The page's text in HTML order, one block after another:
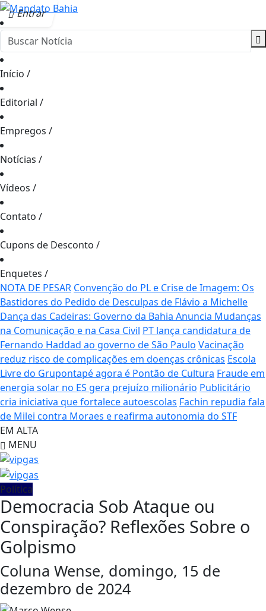
Entrar
Início /
Editorial /
Empregos /
Notícias /
Vídeos /
Contato /
Cupons de Desconto /
Enquetes /
NOTA DE PESAR Convenção do PL e Crise de Imagem: Os
Bastidores do Pedido de Desculpas de Flávio a Michelle
Dança das Cadeiras: Governo da Bahia Anuncia Mudanças
na Comunicação e na Casa Civil PT lança candidatura de
Fernando Haddad ao governo de São Paulo Vacinação
reduz risco de complicações em doenças crônicas Escola
Livre do Grupontapé agora é Pontão de Cultura Fraude em
energia solar no ES gera prejuízo milionário Publicitário
cria iniciativa que fortalece autoescolas Fachin repudia fala
de Milei contra Moraes e reafirma autonomia do STF
EM ALTA
MENU
Política
Democracia Sob Ataque ou
Conspiração? Reflexões Sobre o
Golpismo
Coluna Wense, domingo, 15 de
dezembro de 2024